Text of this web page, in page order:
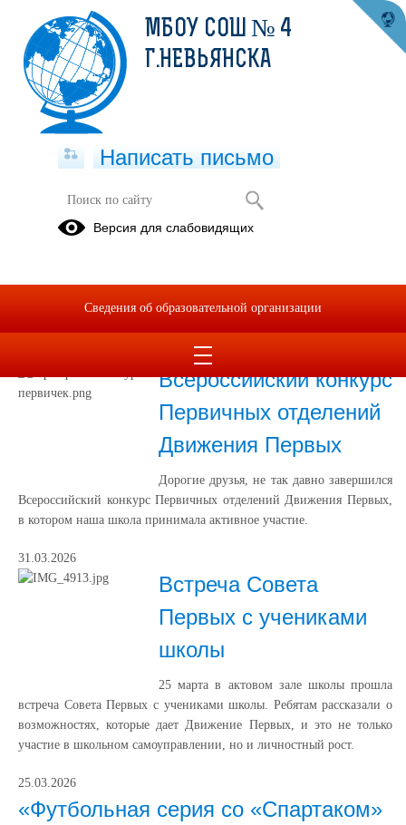
ДВИЖЕНИЕ ПЕРВЫХ
Всероссийский конкурс
Первичных отделений
Движения Первых
Дорогие друзья, не так давно завершился
Всероссийский конкурс Первичных отделений Движения Первых,
в котором наша школа принимала активное участие.
31.03.2026
Встреча Совета
Первых с учениками
школы
25 марта в актовом зале школы прошла
встреча Совета Первых с учениками школы. Ребятам рассказали о
возможностях, которые дает Движение Первых, и это не только
участие в школьном самоуправлении, но и личностный рост.
25.03.2026
«Футбольная серия со «Спартаком»
МБОУ СОШ № 4
Г.НЕВЬЯНСКА
Написать письмо
Версия для слабовидящих
Сведения об образовательной организации